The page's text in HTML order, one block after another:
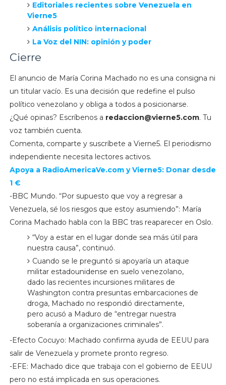
Editoriales recientes sobre Venezuela en
Vierne5
Análisis político internacional
La Voz del NIN: opinión y poder
Cierre
El anuncio de María Corina Machado no es una consigna ni
un titular vacío. Es una decisión que redefine el pulso
político venezolano y obliga a todos a posicionarse.
¿Qué opinas? Escríbenos a redaccion@vierne5.com. Tu
voz también cuenta.
Comenta, comparte y suscríbete a Vierne5. El periodismo
independiente necesita lectores activos.
Apoya a RadioAmericaVe.com yVierne5: Donar desde
1 €
-BBC Mundo. “Por supuesto que voy a regresar a
Venezuela, sé los riesgos que estoy asumiendo”: María
Corina Machado habla con la BBC tras reaparecer en Oslo.
“Voy a estar en el lugar donde sea más útil para
nuestra causa”, continuó.
Cuando se le preguntó si apoyaría un ataque
militar estadounidense en suelo venezolano,
dado las recientes incursiones militares de
Washington contra presuntas embarcaciones de
droga, Machado no respondió directamente,
pero acusó a Maduro de “entregar nuestra
soberanía a organizaciones criminales”.
-Efecto Cocuyo: Machado confirma ayuda de EEUU para
salir de Venezuela y promete pronto regreso.
-EFE: Machado dice que trabaja con el gobierno de EEUU
pero no está implicada en sus operaciones.